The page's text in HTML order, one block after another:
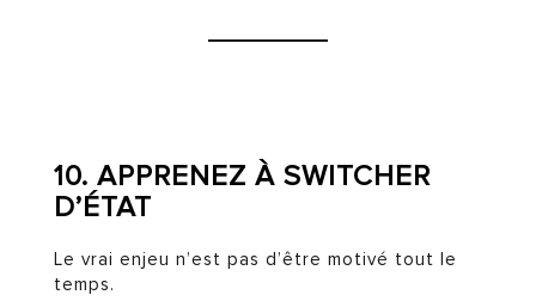
10. APPRENEZ À SWITCHER
D’ÉTAT
Le vrai enjeu n’est pas d’être motivé tout le
temps.